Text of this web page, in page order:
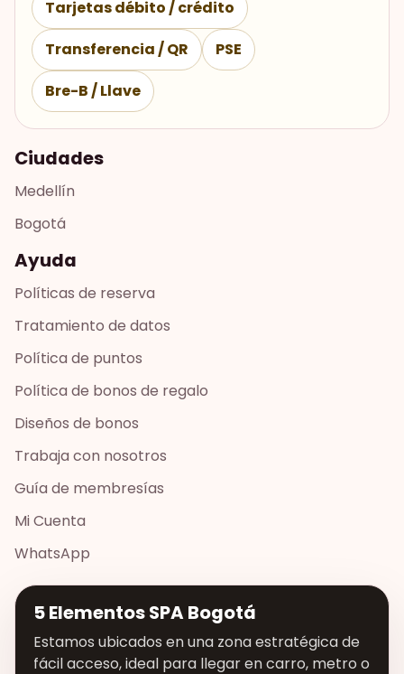
Tarjetas débito / crédito
Transferencia / QR
PSE
Bre-B / Llave
Ciudades
Medellín
Bogotá
Ayuda
Políticas de reserva
Tratamiento de datos
Política de puntos
Política de bonos de regalo
Diseños de bonos
Trabaja con nosotros
Guía de membresías
Mi Cuenta
WhatsApp
5 Elementos SPA Bogotá
Estamos ubicados en una zona estratégica de
fácil acceso, ideal para llegar en carro, metro o